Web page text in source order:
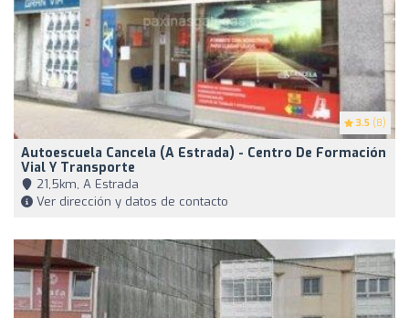
3.5 (8)
Autoescuela Cancela (A Estrada) - Centro De Formación
Vial Y Transporte
21,5km, A Estrada
Ver dirección y datos de contacto